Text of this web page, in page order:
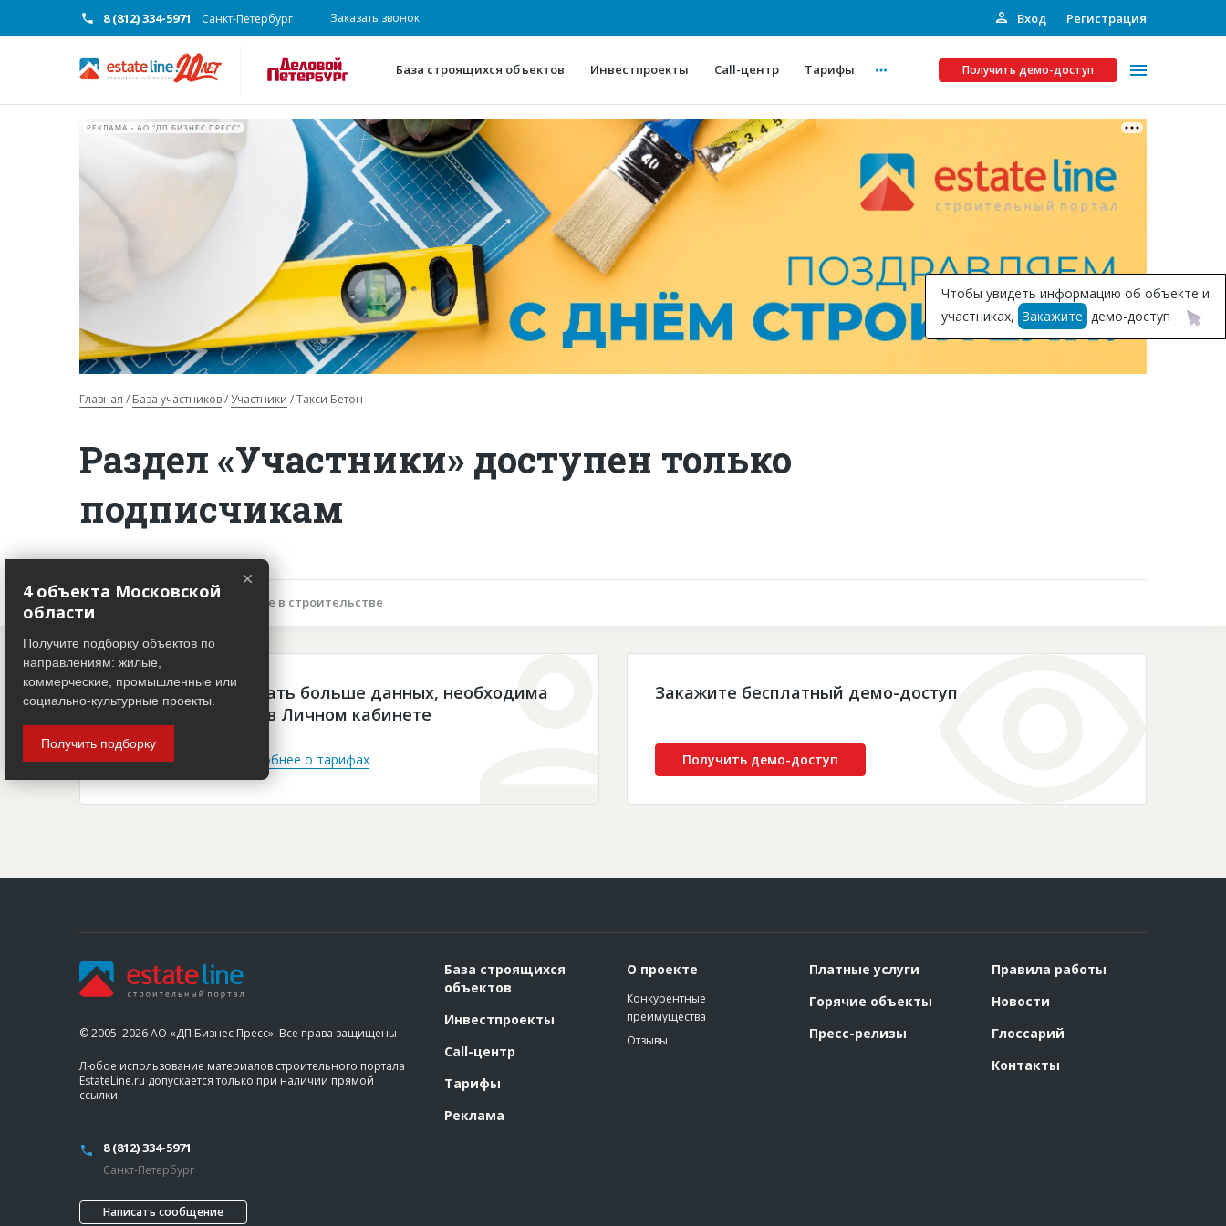
8 (812) 334-5971 Санкт-Петербург Заказать звонок Вход Регистрация
База строящихся объектов Инвестпроекты Call-центр Тарифы Получить демо-доступ
О проекте
Конкурентные преимущества
Горячие объекты
Глоссарий
Платные услуги
Рекламодателям
Инвестпроекты
Подписка на Базу
РЕКЛАМА • АО "ДП БИЗНЕС ПРЕСС"
Главная База участников Участники Такси Бетон
Раздел «Участники» доступен только
подписчикам
Описание объекта Участие в строительстве
Чтобы просматривать больше данных, необходима
платная подписка в Личном кабинете
Войти Подробнее о тарифах
Закажите бесплатный демо-доступ
Получить демо-доступ
Чтобы увидеть информацию об объекте и
участниках, Закажите демо-доступ
© 2005–2026 АО «ДП Бизнес Пресс». Все права защищены
Любое использование материалов строительного портала
EstateLine.ru допускается только при наличии прямой
ссылки.
8 (812) 334-5971
Санкт-Петербург
Написать сообщение
База строящихся
объектов
Инвестпроекты
Call-центр
Тарифы
Реклама
О проекте
Конкурентные
преимущества
Отзывы
Платные услуги
Горячие объекты
Пресс-релизы
Правила работы
Новости
Глоссарий
Контакты
×
4 объекта Московской
области
Получите подборку объектов по
направлениям: жилые,
коммерческие, промышленные или
социально-культурные проекты.
Получить подборку